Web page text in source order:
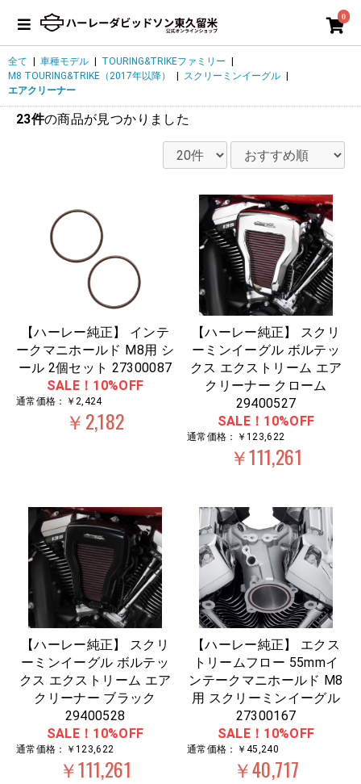
0
全て 車種モデル TOURING&TRIKEファミリー
M8 TOURING&TRIKE（2017年以降）
スクリーミンイーグル
エアクリーナー
23件の商品が見つかりました
【ハーレー純正】 インテ
ークマニホールド M8用 シ
ール 2個セット 27300087
SALE！10%OFF
通常価格：￥2,424
￥2,182
【ハーレー純正】 スクリ
ーミンイーグル ボルテッ
クス エクストリーム エア
クリーナー クローム
29400527
SALE！10%OFF
通常価格：￥123,622
￥111,261
【ハーレー純正】 スクリ
ーミンイーグル ボルテッ
クス エクストリーム エア
クリーナー ブラック
29400528
SALE！10%OFF
通常価格：￥123,622
￥111,261
【ハーレー純正】 エクス
トリームフロー 55mmイ
ンテークマニホールド M8
用 スクリーミンイーグル
27300167
SALE！10%OFF
通常価格：￥45,240
￥40,717